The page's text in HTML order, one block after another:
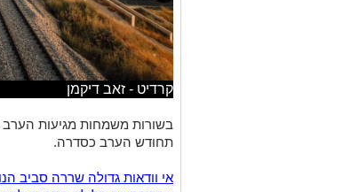
קרדיט - זאב דיקמן
בשורות משמחות מגיעות
תחודש הערב כסדרה.
אי וודאות גדולה שררה סביב